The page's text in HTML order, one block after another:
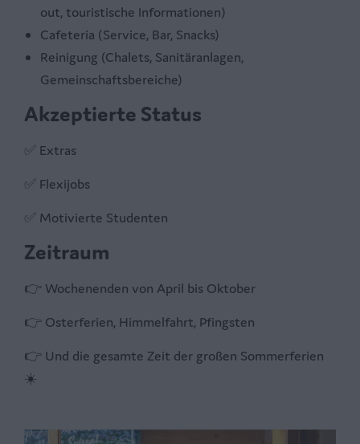
out, touristische Informationen)
Cafeteria (Service, Bar, Snacks)
Reinigung (Chalets, Sanitäranlagen,
Gemeinschaftsbereiche)
Akzeptierte Status
✅ Extras
✅ Flexijobs
✅ Motivierte Studenten
Zeitraum
👉 Wochenenden von April bis Oktober
👉 Osterferien, Himmelfahrt, Pfingsten
👉 Und die gesamte Zeit der großen Sommerferien
☀️